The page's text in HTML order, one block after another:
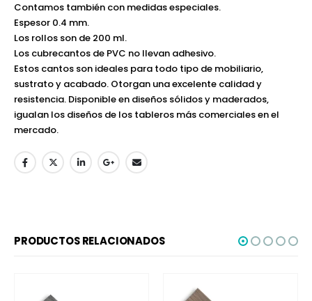
Contamos también con medidas especiales.
Espesor 0.4 mm.
Los rollos son de 200 ml.
Los cubrecantos de PVC no llevan adhesivo.
Estos cantos son ideales para todo tipo de mobiliario,
sustrato y acabado. Otorgan una excelente calidad y
resistencia. Disponible en diseños sólidos y maderados,
igualan los diseños de los tableros más comerciales en el
mercado.
PRODUCTOS RELACIONADOS